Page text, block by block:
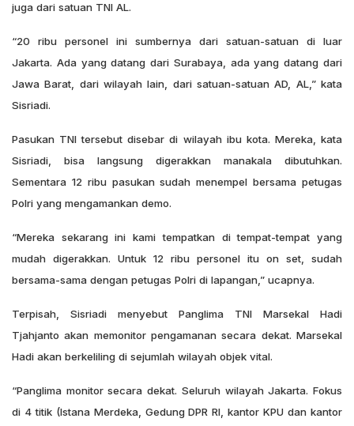
juga dari satuan TNI AL.
“20 ribu personel ini sumbernya dari satuan-satuan di luar
Jakarta. Ada yang datang dari Surabaya, ada yang datang dari
Jawa Barat, dari wilayah lain, dari satuan-satuan AD, AL,” kata
Sisriadi.
Pasukan TNI tersebut disebar di wilayah ibu kota. Mereka, kata
Sisriadi, bisa langsung digerakkan manakala dibutuhkan.
Sementara 12 ribu pasukan sudah menempel bersama petugas
Polri yang mengamankan demo.
“Mereka sekarang ini kami tempatkan di tempat-tempat yang
mudah digerakkan. Untuk 12 ribu personel itu on set, sudah
bersama-sama dengan petugas Polri di lapangan,” ucapnya.
Terpisah, Sisriadi menyebut Panglima TNI Marsekal Hadi
Tjahjanto akan memonitor pengamanan secara dekat. Marsekal
Hadi akan berkeliling di sejumlah wilayah objek vital.
“Panglima monitor secara dekat. Seluruh wilayah Jakarta. Fokus
di 4 titik (Istana Merdeka, Gedung DPR RI, kantor KPU dan kantor